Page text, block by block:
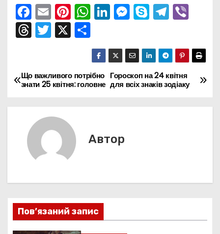
F
a
c
b
o
o
k
E
m
ai
Pi
nt
er
st
W
h
a
ts
A
p
p
Li
k
e
dI
n
M
s
s
e
n
g
S
y
p
e
T
e
gr
a
m
Vi
er
T
a
d
s
T
er
X П
о
ді
л
и
т
с
Н
а
ц
і
Гороскоп на 24 квітня
для всіх знаків зодіаку
Що важливого потрібно
знати 25 квітня: головне
Автор
Пов’язаний запис